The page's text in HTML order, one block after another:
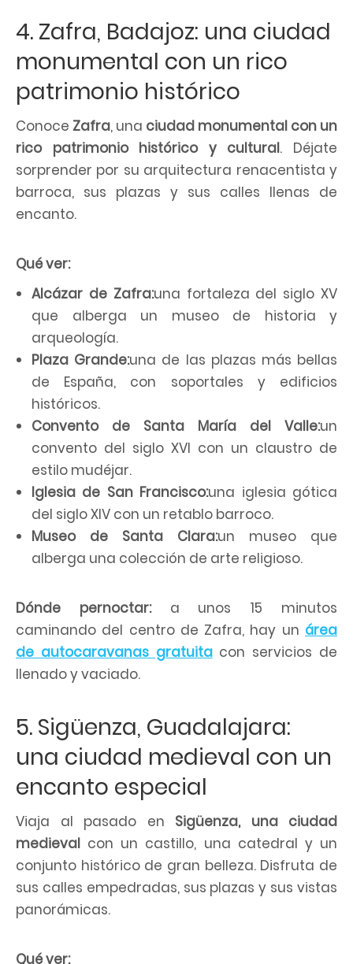
4. Zafra, Badajoz: una ciudad
monumental con un rico
patrimonio histórico
Conoce Zafra, una ciudad monumental con un
rico patrimonio histórico y cultural. Déjate
sorprender por su arquitectura renacentista y
barroca, sus plazas y sus calles llenas de
encanto.
Qué ver:
Alcázar de Zafra:una fortaleza del siglo XV
que alberga un museo de historia y
arqueología.
Plaza Grande:una de las plazas más bellas
de España, con soportales y edificios
históricos.
Convento de Santa María del Valle:un
convento del siglo XVI con un claustro de
estilo mudéjar.
Iglesia de San Francisco:una iglesia gótica
del siglo XIV con un retablo barroco.
Museo de Santa Clara:un museo que
alberga una colección de arte religioso.
Dónde pernoctar:a unos 15 minutos
caminando del centro de Zafra, hay un área
de autocaravanas gratuitacon servicios de
llenado y vaciado.
5. Sigüenza, Guadalajara:
una ciudad medieval con un
encanto especial
Viaja al pasado en Sigüenza, una ciudad
medieval con un castillo, una catedral y un
conjunto histórico de gran belleza. Disfruta de
sus calles empedradas, sus plazas y sus vistas
panorámicas.
Qué ver: